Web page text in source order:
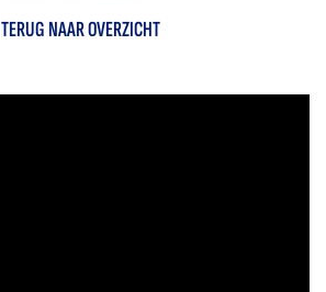
TERUG NAAR OVERZICHT